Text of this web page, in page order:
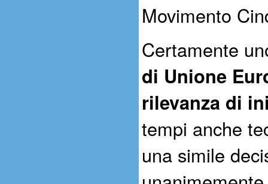
Movimento
Certamente
di Unione
rilevanza di
tempi anche
una simile